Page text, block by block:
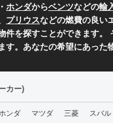
・ ホンダからベンツなどの輸
プリウスなどの燃費の良い
件を探すことができます。
す。あなたの希望にあった
カー)
ホンダ マツダ 三菱 スバル